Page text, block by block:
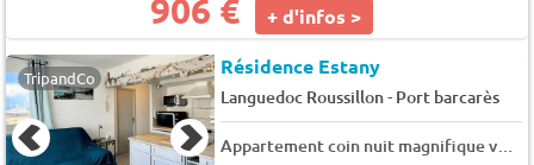
906 € + d'infos >
TripandCo Résidence Estany
Languedoc Roussillon- Port barcarès
Appartement coin nuit magnifique vue mer et parking privé 4EST402 - 4 pers. - 39m2 - TV